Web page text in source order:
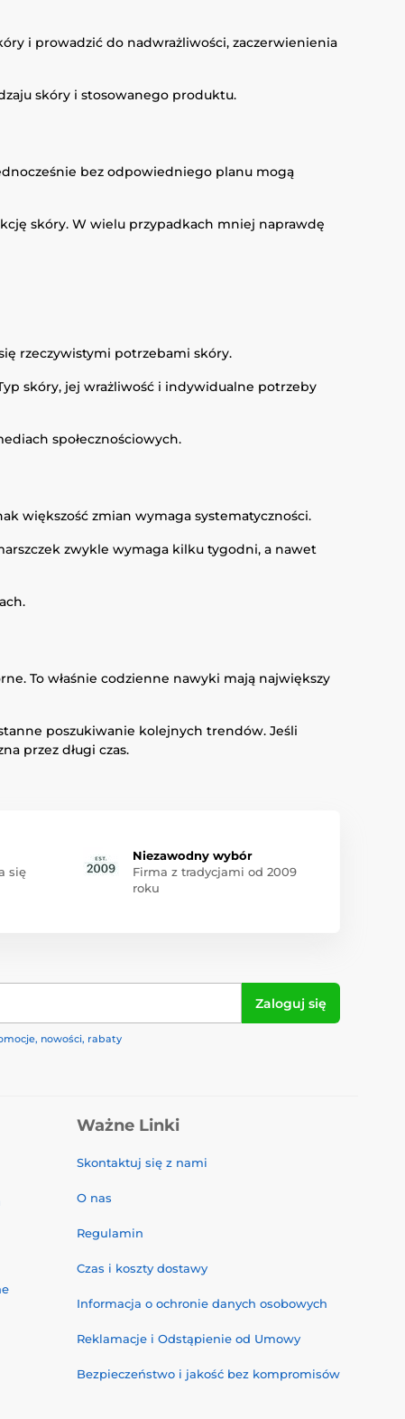
i prowadzić do nadwrażliwości, zaczerwienienia
skóry i stosowanego produktu.
bez odpowiedniego planu mogą
skóry. W wielu przypadkach mniej naprawdę
rzeczywistymi potrzebami skóry.
skóry, jej wrażliwość i indywidualne potrzeby
społecznościowych.
większość zmian wymaga systematyczności.
zwykle wymaga kilku tygodni, a nawet
To właśnie codzienne nawyki mają największy
poszukiwanie kolejnych trendów. Jeśli
przez długi czas.
się
Niezawodny wybór
Firma z tradycjami od 2009
roku
Zaloguj się
nowości, rabaty
Ważne Linki
Skontaktuj się z nami
O nas
Regulamin
Czas i koszty dostawy
Informacja o ochronie danych osobowych
Reklamacje i Odstąpienie od Umowy
Bezpieczeństwo i jakość bez kompromisów